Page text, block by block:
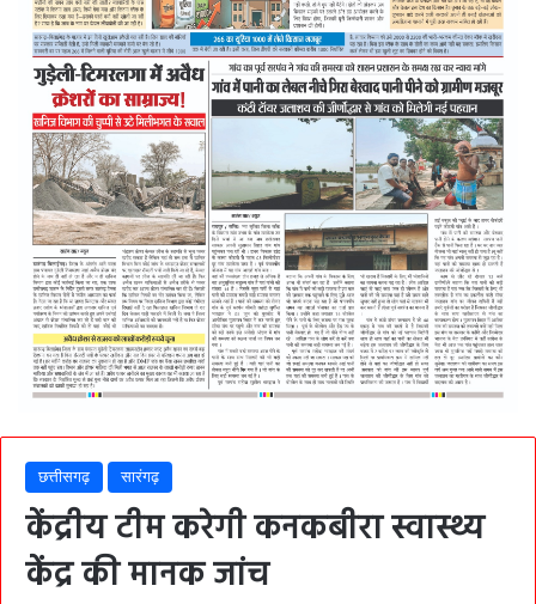
छत्तीसगढ़ सारंगढ़
केंद्रीय टीम करेगी कनकबीरा स्वास्थ्य
केंद्र की मानक जांच